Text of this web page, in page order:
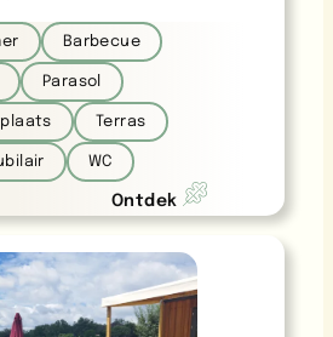
Barbecue
Parasol
Terras
WC
Ontdek